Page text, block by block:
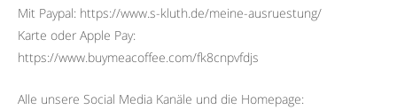
Mit Paypal: https://www.s-kluth.de/meine-ausruestung/
Karte oder Apple Pay:
https://www.buymeacoffee.com/fk8cnpvfdjs
Alle unsere Social Media Kanäle und die Homepage: